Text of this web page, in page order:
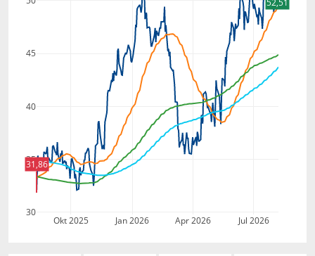
Okt 2025 Jan 2026 Apr 2026 Jul 2026
30
35
40
45
52,51
31,86